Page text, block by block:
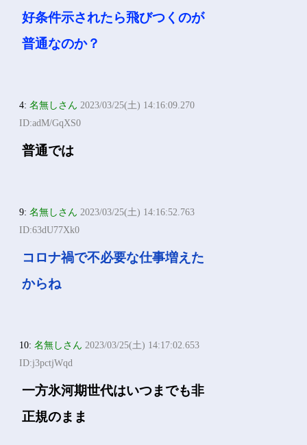
好条件示されたら飛びつくのが
普通なのか？
4:名無しさん 2023/03/25(土) 14:16:09.270
ID:adM/GqXS0
普通では
9:名無しさん 2023/03/25(土) 14:16:52.763
ID:63dU77Xk0
コロナ禍で不必要な仕事増えた
からね
10:名無しさん 2023/03/25(土) 14:17:02.653
ID:j3pctjWqd
一方氷河期世代はいつまでも非
正規のまま